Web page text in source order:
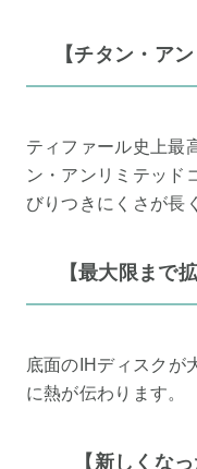
【チタン・ア
ティファール史上最
ン・アンリミテッド
びりつきにくさが長
【最大限まで
底面のIHディスクが
に熱が伝わります。
【新しくな